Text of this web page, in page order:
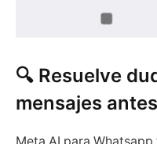
🔍 Resuelve
mensajes